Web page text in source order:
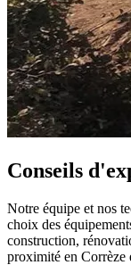
Conseils
Notre équipe et nos
choix des
construction,
proximité en Corrèze